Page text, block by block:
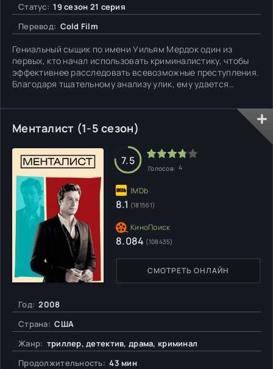
Статус: 19 сезон 21 серия
Перевод: Cold Film
Гениальный сыщик по имени Уильям Мердок один из
первых, кто начал использовать криминалистику, чтобы
эффективнее расследовать всевозможные преступления.
Благодаря тщательному анализу улик, ему удается
девятнадцатом столетии методология главного героя
Мердока верит
Менталист (1-5 сезон)
Год: 2008
Страна: США
Жанр: триллер, детектив, драма, криминал
Продолжительность: 43 мин
СМОТРЕТЬ ОНЛАЙН
7.5
Голосов: 4
8.1 (181551)
8.084 (108435)